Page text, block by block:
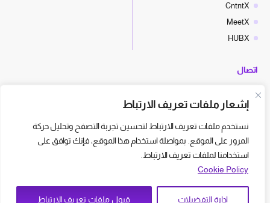
إشعار ملفات تعريف الارتباط
نستخدم ملفات تعريف الارتباط لتحسين تجربة التصفح وتحليل حركة
المرور على الموقع. بمواصلة استخدام هذا الموقع، فإنك توافق على
استخدامنا لملفات تعريف الارتباط.
Cookie Policy
إدارة التفضيلات قبول ملفات تعريف الارتباط
CntntX
MeetX
HUBX
اتصال
hello@cyberx.world